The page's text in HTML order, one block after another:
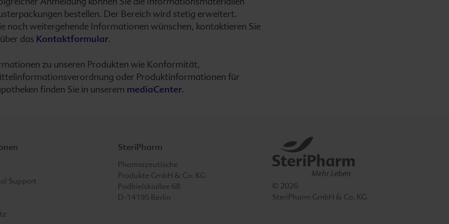
bestellen. Der Bereich wird stetig erweitert.
noch weitergehende Informationen wünschen, kontaktieren Sie
das Kontaktformular.
zu unseren Produkten wie Konformität,
oder Produktinformationen für
finden Sie in unserem mediaCenter.
Support
SteriPharm
SteriPharm
Pharmazeutische
Produkte GmbH & Co. KG
Podbielskiallee 68
D-14195 Berlin
© 2026
SteriPharm GmbH & Co. KG